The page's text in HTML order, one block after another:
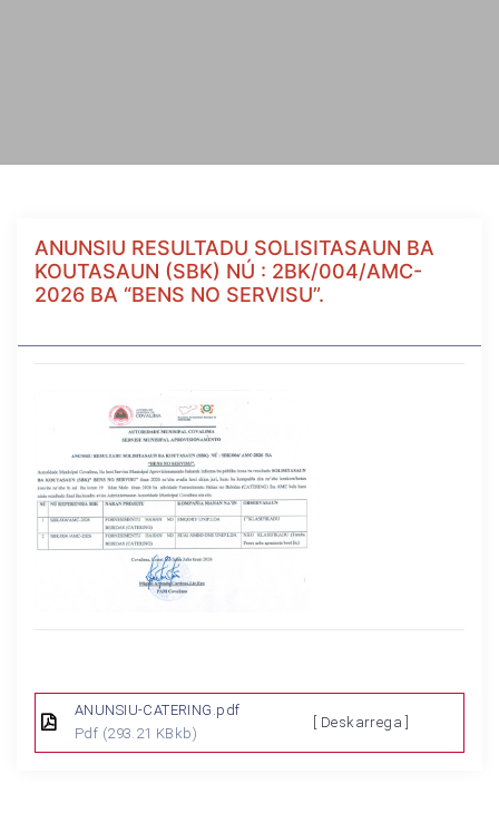
ANUNSIU RESULTADU SOLISITASAUN BA
KOUTASAUN (SBK) NÚ : 2BK/004/AMC-
2026 BA “BENS NO SERVISU”.
ANUNSIU-CATERING.pdf
Pdf (293.21 KBkb)
[ Deskarrega ]